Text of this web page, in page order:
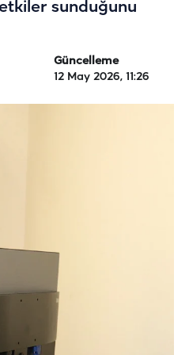
sunduğunu
Güncelleme
12 May 2026, 11:26